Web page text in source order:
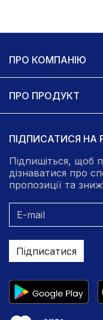
ПРО КОМПАНІЮ
ПРО ПРОДУКТ
ПІДПИСАТИСЯ НА
Підпишіться, щоб
дізнаватися про
пропозиції та
Підписатися